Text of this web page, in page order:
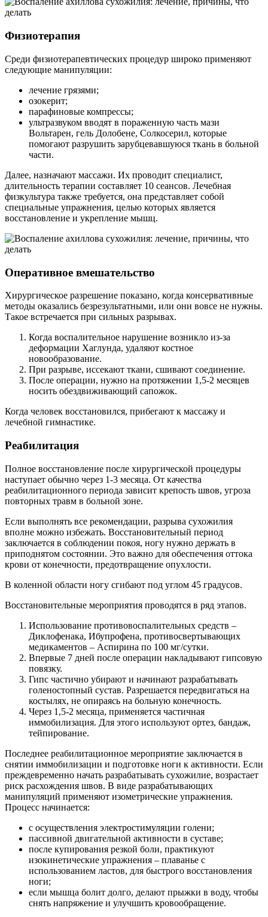
Физиотерапия
Среди физиотерапевтических процедур широко применяют
следующие манипуляции:
лечение грязями;
озокерит;
парафиновые компрессы;
ультразвуком вводят в пораженную часть мази
Вольтарен, гель Долобене, Солкосерил, которые
помогают разрушить зарубцевавшуюся ткань в больной
части.
Далее, назначают массажи. Их проводит специалист,
длительность терапии составляет 10 сеансов. Лечебная
физкультура также требуется, она представляет собой
специальные упражнения, целью которых является
восстановление и укрепление мышц.
Оперативное вмешательство
Хирургическое разрешение показано, когда консервативные
методы оказались безрезультатными, или они вовсе не нужны.
Такое встречается при сильных разрывах.
Когда воспалительное нарушение возникло из-за
деформации Хаглунда, удаляют костное
новообразование.
При разрыве, иссекают ткани, сшивают соединение.
После операции, нужно на протяжении 1,5-2 месяцев
носить обездвиживающий сапожок.
Когда человек восстановился, прибегают к массажу и
лечебной гимнастике.
Реабилитация
Полное восстановление после хирургической процедуры
наступает обычно через 1-3 месяца. От качества
реабилитационного периода зависит крепость швов, угроза
повторных травм в больной зоне.
Если выполнять все рекомендации, разрыва сухожилия
вполне можно избежать. Восстановительный период
заключается в соблюдении покоя, ногу нужно держать в
приподнятом состоянии. Это важно для обеспечения оттока
крови от конечности, предотвращение опухлости.
В коленной области ногу сгибают под углом 45 градусов.
Восстановительные мероприятия проводятся в ряд этапов.
Использование противовоспалительных средств –
Диклофенака, Ибупрофена, противосвертывающих
медикаментов – Аспирина по 100 мг/сутки.
Впервые 7 дней после операции накладывают гипсовую
повязку.
Гипс частично убирают и начинают разрабатывать
голеностопный сустав. Разрешается передвигаться на
костылях, не опираясь на больную конечность.
Через 1,5-2 месяца, применяется частичная
иммобилизация. Для этого используют ортез, бандаж,
тейпирование.
Последнее реабилитационное мероприятие заключается в
снятии иммобилизации и подготовке ноги к активности. Если
преждевременно начать разрабатывать сухожилие, возрастает
риск расхождения швов. В виде разрабатывающих
манипуляций применяют изометрические упражнения.
Процесс начинается:
с осуществления электростимуляции голени;
пассивной двигательной активности в суставе;
после купирования резкой боли, практикуют
изокинетические упражнения – плаванье с
использованием ластов, для быстрого восстановления
ноги;
если мышца болит долго, делают прыжки в воду, чтобы
снять напряжение и улучшить кровообращение.